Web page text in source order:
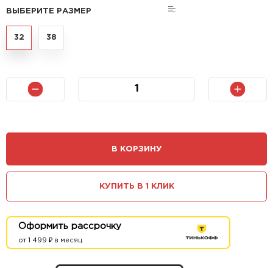
ВЫБЕРИТЕ РАЗМЕР
32 38
В КОРЗИНУ
КУПИТЬ В 1 КЛИК
Оформить рассрочку
от 1 499 ₽ в месяц